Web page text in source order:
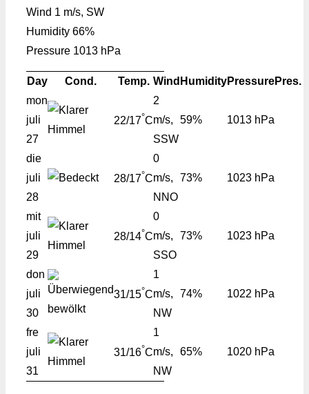
Wind 1 m/s, SW
Humidity 66%
Pressure 1013 hPa
Day Cond. Temp. Wind HumidityPressurePres.
mon
juli
27
22/17°C
2
m/s,
SSW
59% 1013 hPa
die
juli
28
28/17°C
0
m/s,
NNO
73% 1023 hPa
mit
juli
29
28/14°C
0
m/s,
SSO
73% 1023 hPa
don
juli
30
31/15°C
1
m/s,
NW
74% 1022 hPa
fre
juli
31
31/16°C
1
m/s,
NW
65% 1020 hPa